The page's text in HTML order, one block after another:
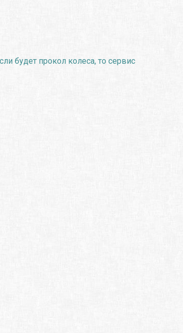
будет прокол колеса, то сервис